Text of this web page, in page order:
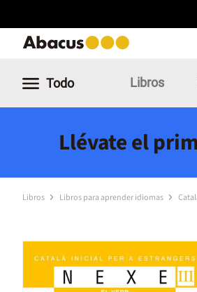
Todo Libros
Llévate el
Libros Libros para aprender idiomas